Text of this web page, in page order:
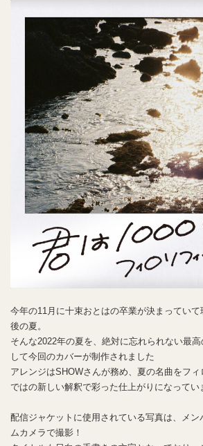
今年の11月に十束おとはの卒業が決まってい
後の夏。
そんな2022年の夏を、絶対に忘れられない最
して今回のカバーが制作されました
アレンジはSHOWさんが務め、夏の名曲をフ
ではの新しい解釈で彩った仕上がりになってい
配信ジャケットに使用されている写真は、メ
ムカメラで撮影！